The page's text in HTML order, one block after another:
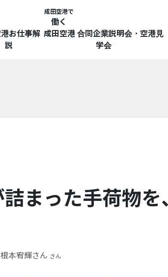
成田空港で
働く
お仕事解
説
成田空港 合同企業説明会・空港見
学会
まった手荷物
根本宥輝さん さん